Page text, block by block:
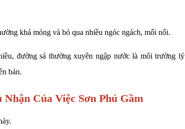
khá mỏng và bỏ qua nhiều ngóc ngách, mối nối.
đường sá thường xuyên ngập nước là môi trường lý
bản.
Của Việc Sơn Phủ Gầm